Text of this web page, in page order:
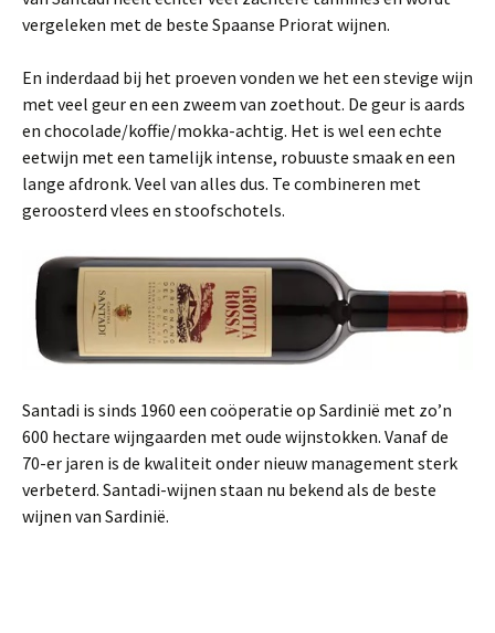
vergeleken met de beste Spaanse Priorat wijnen.
En inderdaad bij het proeven vonden we het een stevige wijn
met veel geur en een zweem van zoethout. De geur is aards
en chocolade/koffie/mokka-achtig. Het is wel een echte
eetwijn met een tamelijk intense, robuuste smaak en een
lange afdronk. Veel van alles dus. Te combineren met
geroosterd vlees en stoofschotels.
Santadi is sinds 1960 een coöperatie op Sardinië met zo’n
600 hectare wijngaarden met oude wijnstokken. Vanaf de
70-er jaren is de kwaliteit onder nieuw management sterk
verbeterd. Santadi-wijnen staan nu bekend als de beste
wijnen van Sardinië.